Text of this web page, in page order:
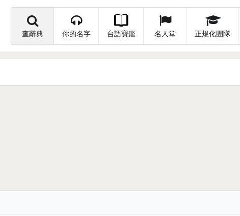
查辭典 你的名字 台語寶鑑 名人堂 正規化團隊